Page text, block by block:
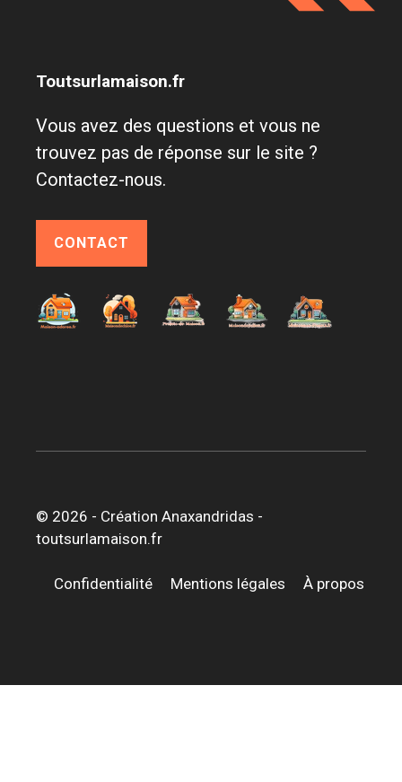
Toutsurlamaison.fr
Vous avez des questions et vous ne
trouvez pas de réponse sur le site ?
Contactez-nous.
CONTACT
© 2026 - Création Anaxandridas -
toutsurlamaison.fr
Confidentialité Mentions légales À propos